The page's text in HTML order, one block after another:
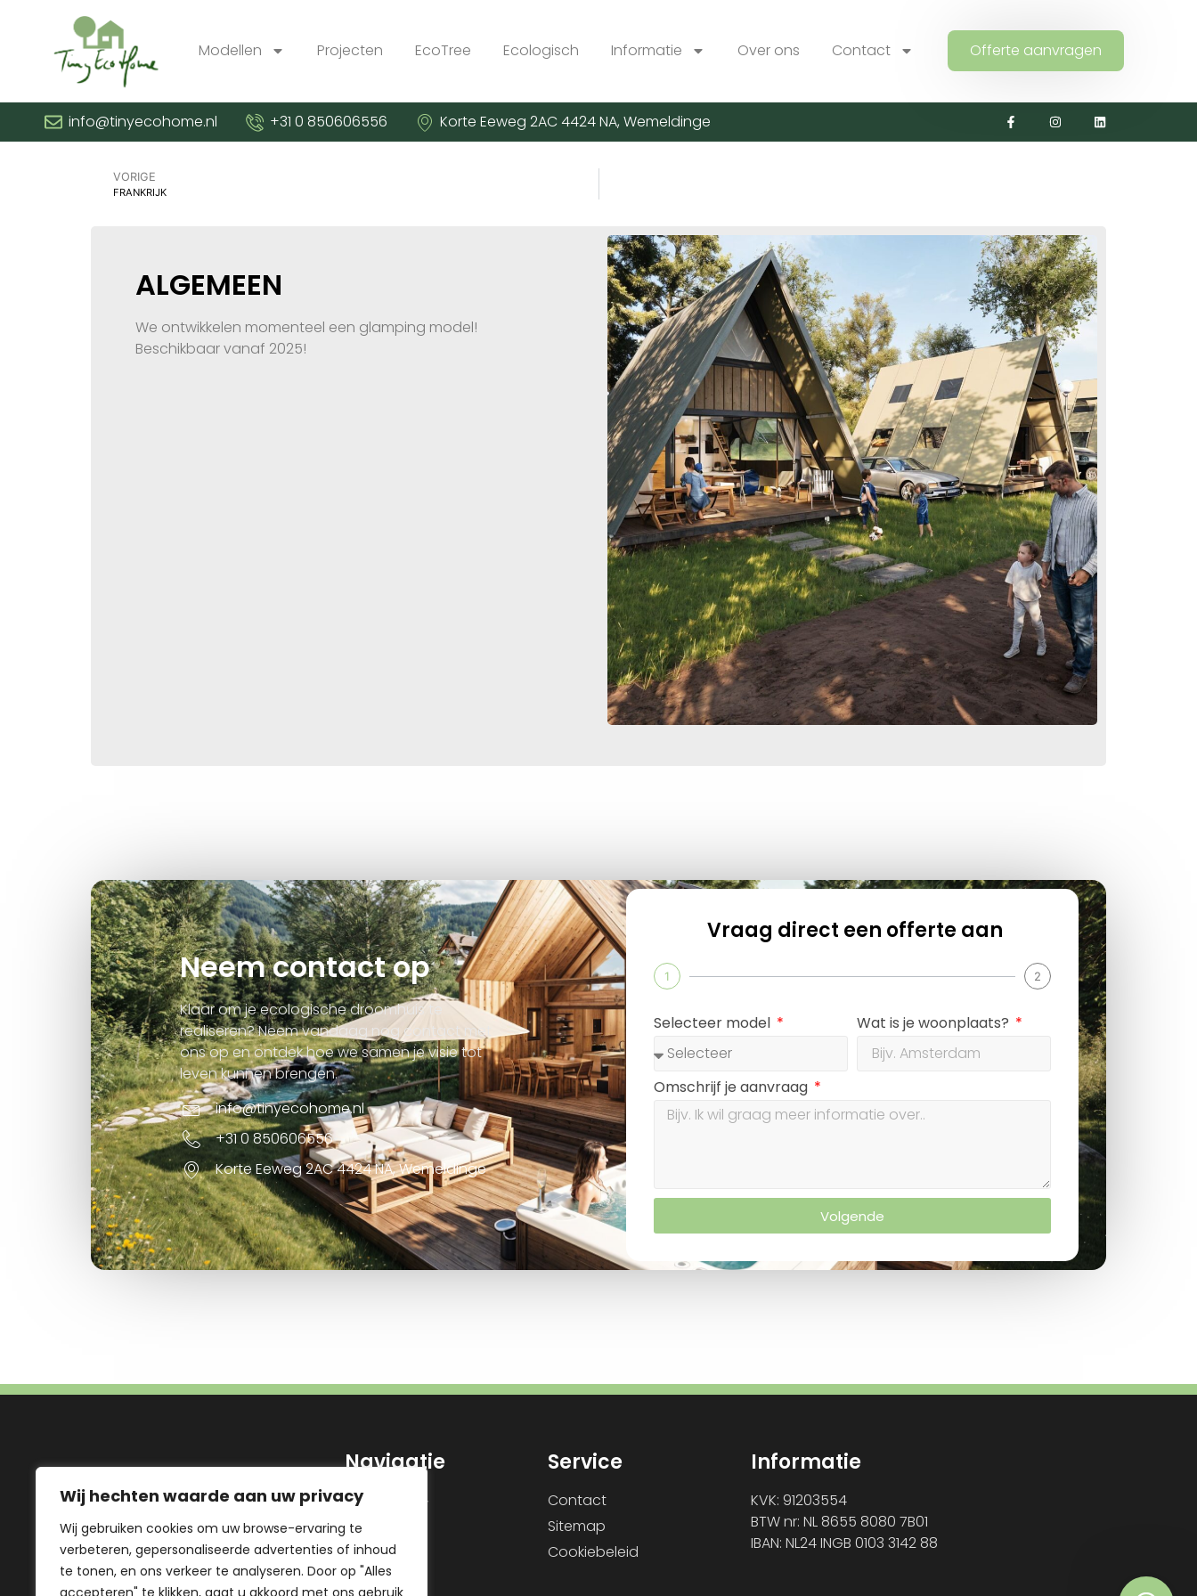
Wij hechten waarde aan uw privacy
Wij gebruiken cookies om uw browse-ervaring te
verbeteren, gepersonaliseerde advertenties of inhoud
te tonen, en ons verkeer te analyseren. Door op "Alles
accepteren" te klikken, gaat u akkoord met ons gebruik
Modellen Projecten EcoTree Ecologisch Informatie Over ons Contact Offerte aanvragen
info@tinyecohome.nl +31 0 850606556 Korte Eeweg 2AC 4424 NA, Wemeldinge
VORIGE
FRANKRIJK
ALGEMEEN
We ontwikkelen momenteel een glamping model!
Beschikbaar vanaf 2025!
Neem contact op
Klaar om je ecologische droomhuis te
realiseren? Neem vandaag nog contact met
ons op en ontdek hoe we samen je visie tot
leven kunnen brengen.
info@tinyecohome.nl
+31 0 850606556
Korte Eeweg 2AC 4424 NA, Wemeldinge
Vraag direct een offerte aan
1 2
Selecteer model Wat is je woonplaats?
Omschrijf je aanvraag
Volgende
Navigatie
Modellen
Projecten
EcoTree
Ecologisch
Service
Contact
Sitemap
Cookiebeleid
Informatie
KVK: 91203554
BTW nr: NL 8655 8080 7B01
IBAN: NL24 INGB 0103 3142 88